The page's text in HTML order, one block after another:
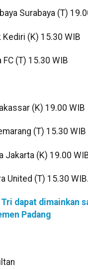
Surabaya (T)
(K) 15.30 WIB
(T) 15.30 WIB
(K) 19.00 WIB
(T) 15.30 WIB
Jakarta (K) 19.00
United (T) 15.30 WIB.
Tri dapat dimainkan
Padang